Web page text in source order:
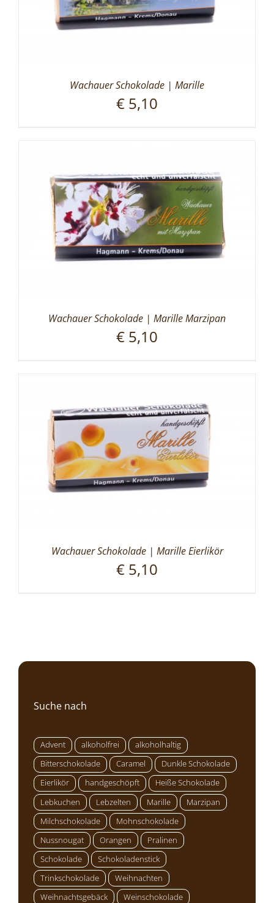
Wachauer Schokolade | Marille
€ 5,10
Wachauer Schokolade | Marille Marzipan
€ 5,10
Wachauer Schokolade | Marille Eierlikör
€ 5,10
Suche nach
Advent alkoholfrei
alkoholhaltig
Bitterschokolade
Caramel
Dunkle Schokolade
Eierlikör
handgeschöpft
Heiße Schokolade
Lebkuchen
Lebzelten Marille
Marzipan
Milchschokolade
Mohnschokolade
Nussnougat
Orangen
Pralinen
Schokolade
Schokoladenstick
Trinkschokolade
Weihnachten
Weihnachtsgebäck
Weinschokolade